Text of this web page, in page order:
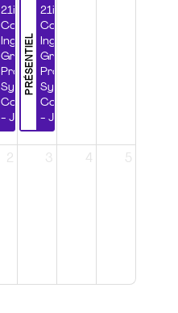
21ième
Congrès
Ingénierie
Grands
Projets et
Systèmes
Complexes
- Jour 1
PRÉSENTIEL
21ième
Congrès
Ingénierie
Grands
Projets et
Systèmes
Complexes
- Jour 2
2 3 4 5